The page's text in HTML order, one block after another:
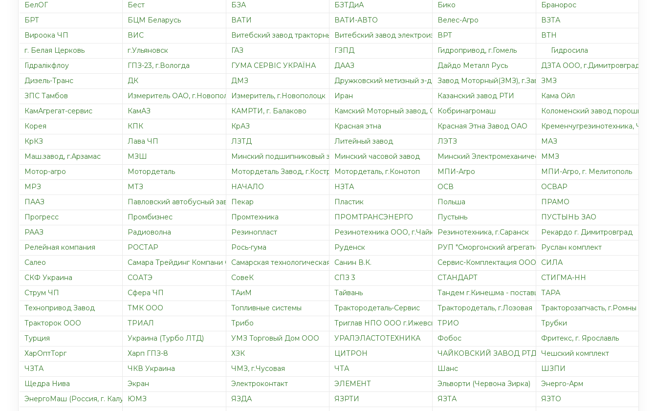
БелОГ
Бест БЗА БЗТДиА Бико
Бранорос
БРТ
БЦМ Беларусь ВАТИ ВАТИ-АВТО Велес-Агро
ВЗТА
Вироока ЧП
ВИС Витебский завод тракторных запасных частейВитебский завод электроизмерительных приборов
ВРТ
ВТН
г. Белая Церковь
г.Ульяновск ГАЗ ГЗПД Гидропривод, г.Гомель
Гидросила
Гідралікфлоу
ГПЗ-23, г.Вологда ГУМА СЕРВІС УКРАЇНА ДААЗ Дайдо Металл Русь
ДЗТА ООО, г.Димитровград
Дизель-Транс
ДК ДМЗ Дружковский метизный з-д Завод Моторный(ЗМЗ), г.Завольжье
ЗМЗ
ЗПС Тамбов
Измеритель ОАО, г.НовополоцкИзмеритель, г.Новополоцк Иран Казанский завод РТИ
Кама Ойл
КамАгрегат-сервис
КамАЗ КАМРТИ, г. Балаково Камский Моторный завод, ОАОКобринагромаш
Коломенский завод
Корея
КПК КрАЗ Красная этна Красная Этна Завод ОАО
Кременчугрезинотехника, ЧП
КрКЗ
Лава ЧП ЛЗТД Литейный завод ЛЭТЗ
МАЗ
Маш.завод, г.Арзамас
МЗШ Минский подшипниковый заводМинский часовой завод Минский Электромеханический завод
ММЗ
Мотор-агро
Мотордеталь Мотордеталь Завод, г.КостромаМотордеталь, г.Конотоп МПИ-Агро
МПИ-Агро, г. Мелитополь
МРЗ
МТЗ НАЧАЛО НЗТА ОСВ
ОСВАР
ПААЗ
Павловский автобусный завод (ПАЗ) ОАО
Пекар Пластик Польша
ПРАМО
Прогресс
Промбизнес Промтехника ПРОМТРАНСЭНЕРГО Пустынь
ПУСТЫНЬ ЗАО
РААЗ
Радиоволна Резинопласт Резинотехника ООО, г.ЧайковскийРезинотехника, г.Саранск
Рекардо г. Димитровград
Релейная компания
РОСТАР Рось-гума Руденск РУП "Сморгонский агрегатный завод", г.Сморгонь, РБ
Руслан комплект
Салео
Самара Трейдинг Компани ООО, г. МоскваСамарская технологическая компания (СТК) ЗАО
Санин В.К. Сервис-Комплектация ООО
СИЛА
СКФ Украина
СОАТЭ СовеК СПЗ 3 СТАНДАРТ
СТИГМА-НН
Струм ЧП
Сфера ЧП ТАиМ Тайвань Тандем г.Кинешма - поставщик на конвеер ГАЗ
ТАРА
Технопривод Завод
ТМК ООО Топливные системы Трактородеталь-Сервис Трактородеталь, г.Лозовая
Тракторозапчасть, г.Ромны
Тракторок ООО
ТРИАЛ Трибо Триглав НПО ООО г.Ижевск ТРИО
Трубки
Турция
Украина (Турбо ЛТД) УМЗ Торговый Дом ООО УРАЛЭЛАСТОТЕХНИКА Фобос
Фритекс, г. Ярославль
ХарОптТорг
Харп ГПЗ-8 ХЗК ЦИТРОН ЧАЙКОВСКИЙ ЗАВОД РТД
Чешский комплект
ЧЗТА
ЧКВ Украина ЧМЗ, г.Чусовая ЧТА Шанс
ШЗПИ
Щедра Нива
Экран Электроконтакт ЭЛЕМЕНТ Эльворти (Червона Зирка)
Энерго-Арм
ЭнергоМаш (Россия, г. Калуга)ЮМЗ ЯЗДА ЯЗРТИ ЯЗТА
ЯЗТО